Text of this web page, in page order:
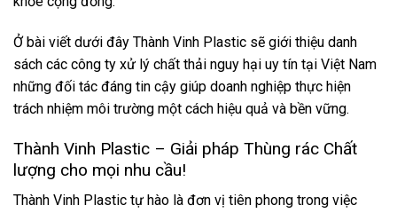
Ở bài viết dưới đây Thành Vinh Plastic sẽ giới thiệu danh
sách các công ty xử lý chất thải nguy hại uy tín tại Việt Nam
những đối tác đáng tin cậy giúp doanh nghiệp thực hiện
trách nhiệm môi trường một cách hiệu quả và bền vững.
Thành Vinh Plastic – Giải pháp Thùng rác Chất
lượng cho mọi nhu cầu!
Thành Vinh Plastic tự hào là đơn vị tiên phong trong việc